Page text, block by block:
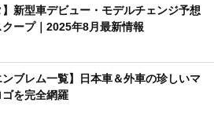
】新型車デビュー・モデルチェンジ予想
クープ｜2025年8月最新情報
ンブレム一覧】日本車＆外車の珍しいマ
ゴを完全網羅